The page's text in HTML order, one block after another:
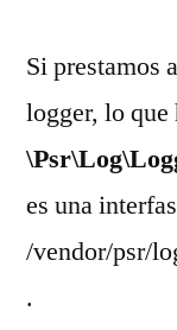
Si prestamos
logger, lo que
es una
/vendor/psr/
.